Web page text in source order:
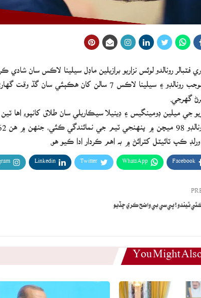
فٽبالر رونالدو لوئس نزاريو برازيلين ماڊل سيلينا لاڪس سان شادي
برازيلين ميڊيا موجب رونالڊو ۽ سيلينا لاڪس 7
گهرجي.
جي ميلين ڊومينگيس ۽ ڊينيلا سيڪاريلي سان طلاق کانپوءِ اها
ڪپ ٽائيٽل کٽرائڻ ۾ به اهم ڪردار ادا ڪيو هو.
Facebook
WhatsApp
Twitter
Linkedin
You Might